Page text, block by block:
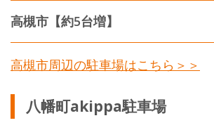
高槻市【約5台増】
高槻市周辺の駐車場はこちら＞＞
八幡町akippa駐車場